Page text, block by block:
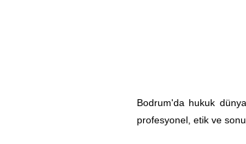
Bodrum'da hukuk
profesyonel, etik ve